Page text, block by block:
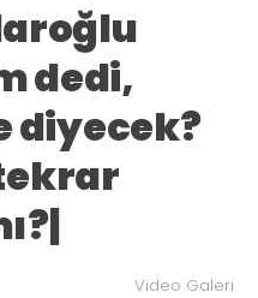
dedi,
diyecek?
Video Galeri